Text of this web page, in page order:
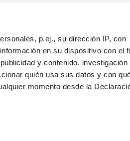
p.ej., su dirección IP, con
en su dispositivo con el
y contenido, investigación
quién usa sus datos y con
momento desde la